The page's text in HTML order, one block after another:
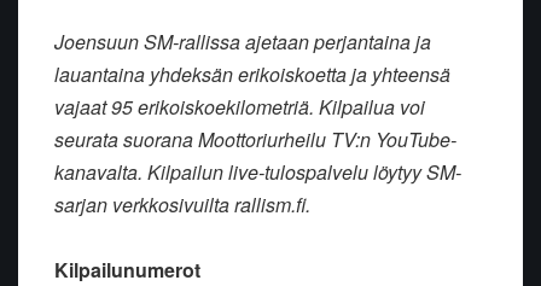
Joensuun SM-rallissa ajetaan perjantaina ja
lauantaina yhdeksän erikoiskoetta ja yhteensä
vajaat 95 erikoiskoekilometriä. Kilpailua voi
seurata suorana Moottoriurheilu TV:n YouTube-
kanavalta. Kilpailun live-tulospalvelu löytyy SM-
sarjan verkkosivuilta rallism.fi.
Kilpailunumerot